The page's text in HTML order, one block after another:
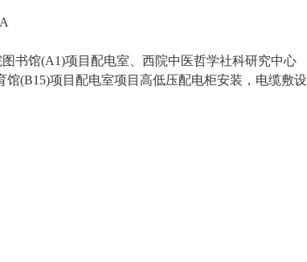
书馆(A1)项目配电室、西院中医哲学社科研究中心
(B15)项目配电室项目高低压配电柜安装，电缆敷设